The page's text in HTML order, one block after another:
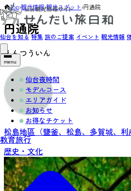
仙台を知る 特集 旅のご提案 イベント 観光情報
menu
仙台夜時間
モデルコース
エリアガイド
お知らせ
お得なチケット
教育旅行
Top›観光情報›観光スポット›円通院
円通院
えんつういん
松島地區（鹽釜、松島、多賀城、利
歴史・文化